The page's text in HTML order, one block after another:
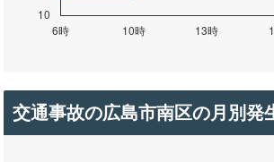
交通事故の広島市南区の月別発